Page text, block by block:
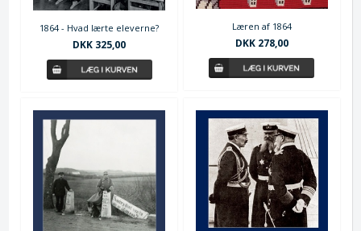
1864 - Hvad lærte eleverne?
DKK 325,00
Læren af 1864
DKK 278,00